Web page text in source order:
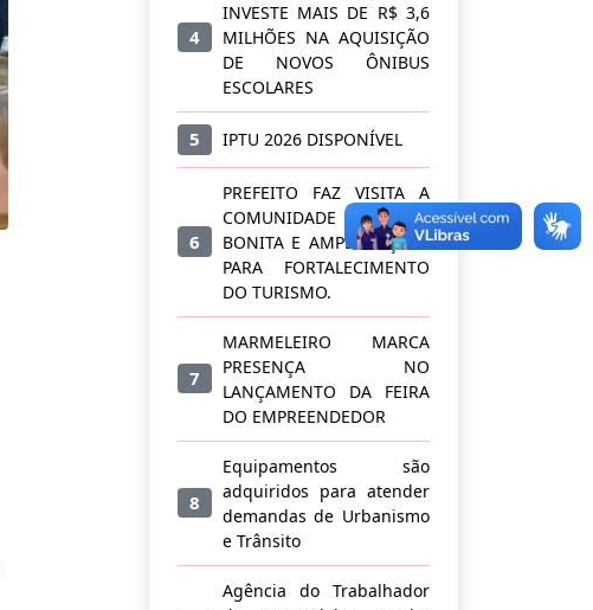
4
INVESTE MAIS DE R$ 3,6
MILHÕES NA AQUISIÇÃO
DE NOVOS ÔNIBUS
ESCOLARES
5 IPTU 2026 DISPONÍVEL
6
PREFEITO FAZ VISITA A
COMUNIDADE BARRA
BONITA E AMPLIA AÇÕES
PARA FORTALECIMENTO
DO TURISMO.
7
MARMELEIRO MARCA
PRESENÇA NO
LANÇAMENTO DA FEIRA
DO EMPREENDEDOR
8
Equipamentos são
adquiridos para atender
demandas de Urbanismo
e Trânsito
Agência do Trabalhador